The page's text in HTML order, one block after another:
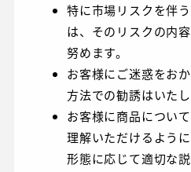
特に市場リスクを伴
は、そのリスクの内
努めます。
お客様にご迷惑をお
方法での勧誘はいたし
お客様に商品につい
理解いただけるよう
形態に応じて適切な説